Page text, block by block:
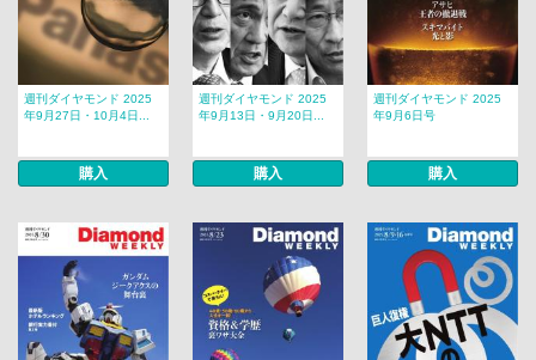
週刊ダイヤモンド 2025
年9月27日・10月4日...
購入
週刊ダイヤモンド 2025
年9月13日・9月20日...
購入
週刊ダイヤモンド 2025
年9月6日号
購入